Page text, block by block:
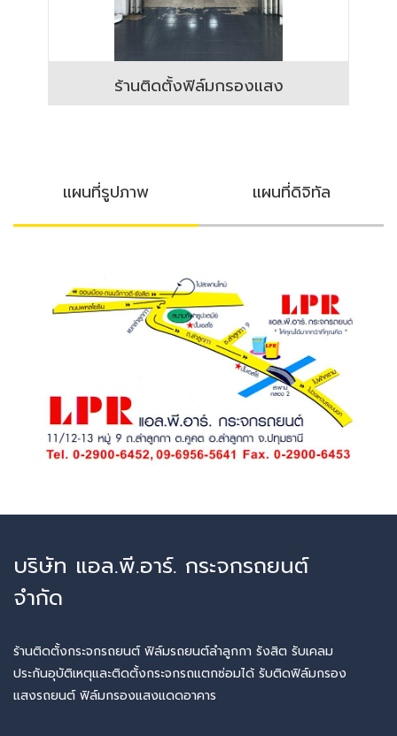
ร้านติดตั้งฟิล์มกรองแสง
แผนที่รูปภาพ แผนที่ดิจิทัล
บริษัท แอล.พี.อาร์. กระจกรถยนต์
จำกัด
ร้านติดตั้งกระจกรถยนต์ ฟิล์มรถยนต์ลำลูกกา รังสิต รับเคลม
ประกันอุบัติเหตุและติดตั้งกระจกรถแตกซ่อมได้ รับติดฟิล์มกรอง
แสงรถยนต์ ฟิล์มกรองแสงแดดอาคาร